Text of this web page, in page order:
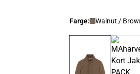
Farge: Walnut /